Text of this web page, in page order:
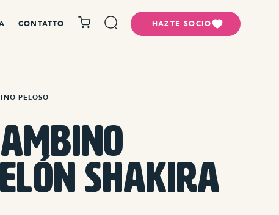
CONTATTO HAZTE SOCIO
PELOSO
Shakira